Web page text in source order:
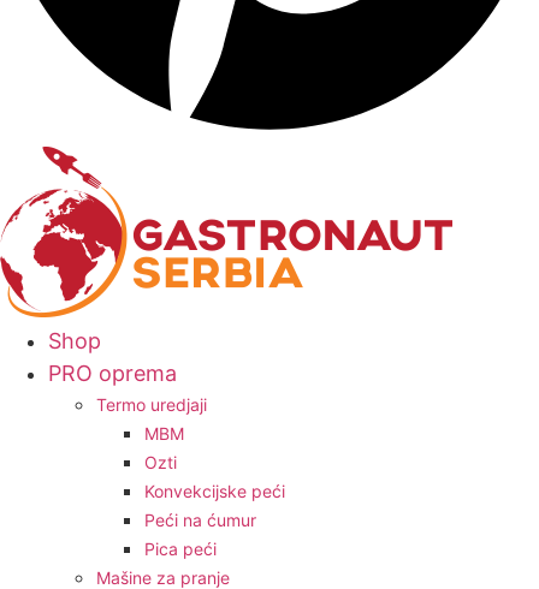
Shop
PRO oprema
Termo uredjaji
MBM
Ozti
Konvekcijske peći
Peći na ćumur
Pica peći
Mašine za pranje